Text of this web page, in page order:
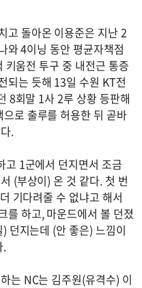
고 돌아온 이용준은 지난 2
와 4이닝 동안 평균자책점
움전 투구 중 내전근 통증
되는 듯해 13일 수원 KT전
8회말 1사 2루 상황 등판해
로 출루를 허용한 뒤 곧바
.
1군에서 던지면서 조금
(부상이) 온 것 같다. 첫 번
기다려줄 수 없냐고 해서
를 하고, 마운드에서 볼 던졌
던지는데 (안 좋은) 느낌이
.
는 NC는 김주원(유격수) 이